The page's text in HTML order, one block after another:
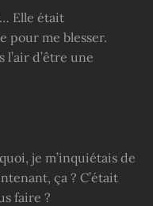
Elle était
pour me blesser.
d’être une
je m’inquiétais de
ça ? C’était
faire ?